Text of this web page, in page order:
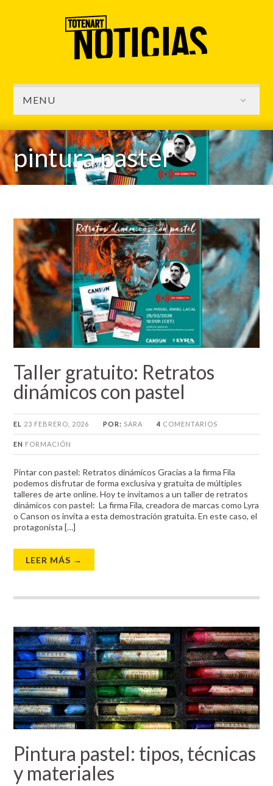
MENU
pintura pastel
Taller gratuito: Retratos
dinámicos con pastel
EL 23 FEBRERO, 2026 POR: SARA 4 COMENTARIOS
EN FORMACIÓN
Pintar con pastel: Retratos dinámicos Gracias a la firma Fila
podemos disfrutar de forma exclusiva y gratuita de múltiples
talleres de arte online. Hoy te invitamos a un taller de retratos
dinámicos con pastel: La firma Fila, creadora de marcas como Lyra
o Canson os invita a esta demostración gratuita. En este caso, el
protagonista […]
LEER MÁS →
Pintura pastel: tipos, técnicas
y materiales